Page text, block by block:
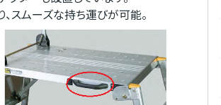
スムーズな持ち運びが可能。